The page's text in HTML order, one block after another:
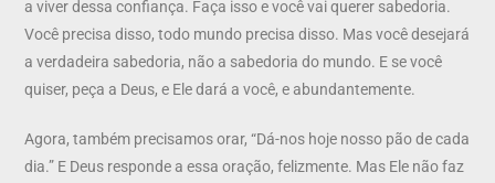
a viver dessa confiança. Faça isso e você vai querer sabedoria.
Você precisa disso, todo mundo precisa disso. Mas você desejará
a verdadeira sabedoria, não a sabedoria do mundo. E se você
quiser, peça a Deus, e Ele dará a você, e abundantemente.
Agora, também precisamos orar, “Dá-nos hoje nosso pão de cada
dia.” E Deus responde a essa oração, felizmente. Mas Ele não faz